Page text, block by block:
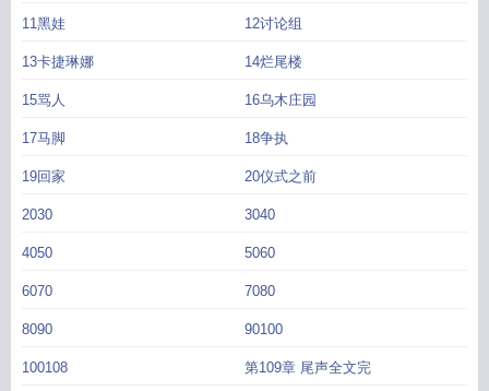
11黑娃 12讨论组
13卡捷琳娜 14烂尾楼
15骂人 16乌木庄园
17马脚 18争执
19回家 20仪式之前
2030 3040
4050 5060
6070 7080
8090 90100
100108 第109章 尾声全文完